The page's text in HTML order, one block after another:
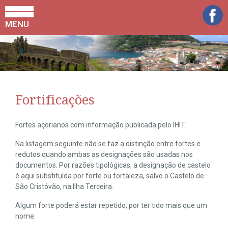
MENU
Fortificações
Fortes açorianos com informação publicada pelo IHIT.
Na listagem seguinte não se faz a distinção entre fortes e
redutos quando ambas as designações são usadas nos
documentos. Por razões tipológicas, a designação de castelo
é aqui substituída por forte ou fortaleza, salvo o Castelo de
São Cristóvão, na Ilha Terceira.
Algum forte poderá estar repetido, por ter tido mais que um
nome.